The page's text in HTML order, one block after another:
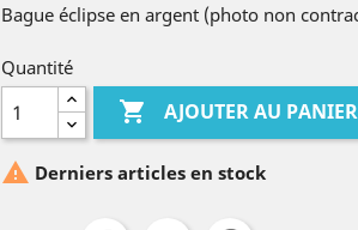
Bague éclipse en argent (photo non
Quantité
 AJOUTER AU PANIER
 Derniers articles en stock